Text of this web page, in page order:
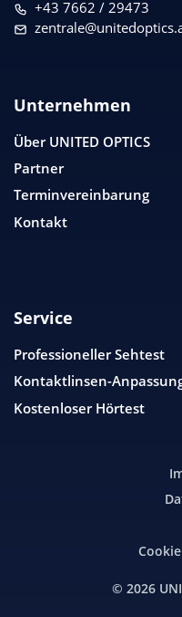
+43 7662 / 29473
Unternehmen
Über UNITED OPTICS
Partner
Terminvereinbarung
Kontakt
Service
Professioneller Sehtest
Kontaktlinsen-
Kostenloser Hörtest
© 2026